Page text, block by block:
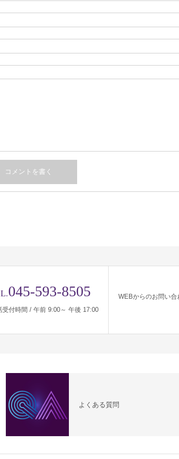
045-593-8505
受付時間 / 午前 9:00～ 午後 17:00
WEBからのお問い合
よくある質問